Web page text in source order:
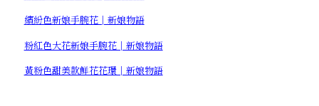
繽紛色新娘手腕花│新娘物語
粉紅色大花新娘手腕花│新娘物語
黃粉色甜美款鮮花花環│新娘物語